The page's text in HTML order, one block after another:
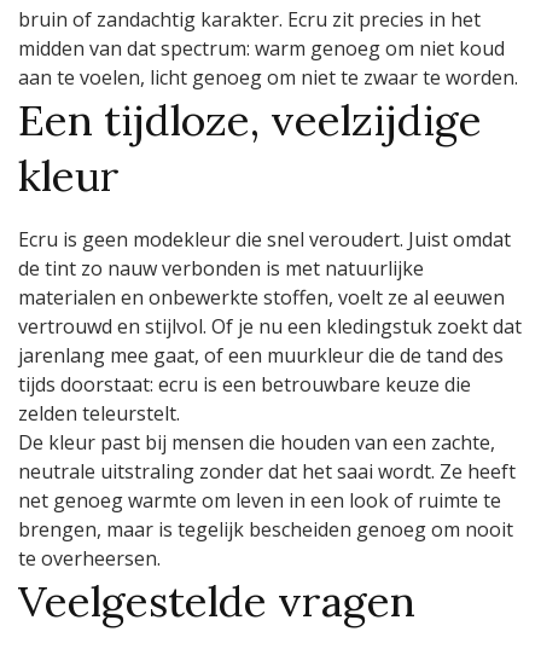
bruin of zandachtig karakter. Ecru zit precies in het
midden van dat spectrum: warm genoeg om niet koud
aan te voelen, licht genoeg om niet te zwaar te worden.
Een tijdloze, veelzijdige
kleur
Ecru is geen modekleur die snel veroudert. Juist omdat
de tint zo nauw verbonden is met natuurlijke
materialen en onbewerkte stoffen, voelt ze al eeuwen
vertrouwd en stijlvol. Of je nu een kledingstuk zoekt dat
jarenlang mee gaat, of een muurkleur die de tand des
tijds doorstaat: ecru is een betrouwbare keuze die
zelden teleurstelt.
De kleur past bij mensen die houden van een zachte,
neutrale uitstraling zonder dat het saai wordt. Ze heeft
net genoeg warmte om leven in een look of ruimte te
brengen, maar is tegelijk bescheiden genoeg om nooit
te overheersen.
Veelgestelde vragen